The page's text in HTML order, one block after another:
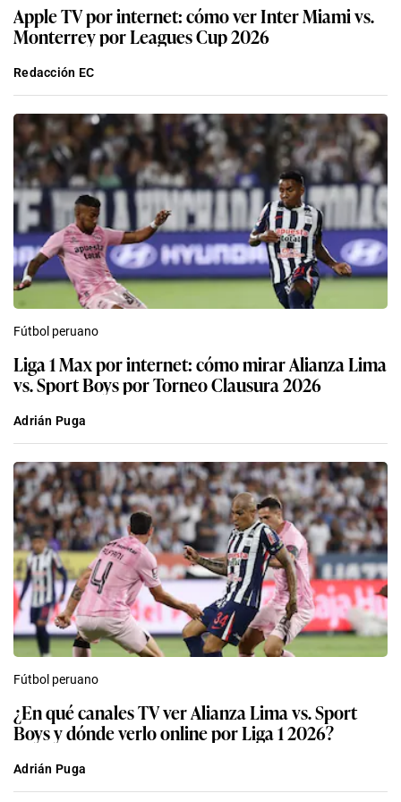
Apple TV por internet: cómo ver Inter Miami vs.
Monterrey por Leagues Cup 2026
Redacción EC
Fútbol peruano
Liga 1 Max por internet: cómo mirar Alianza Lima
vs. Sport Boys por Torneo Clausura 2026
Adrián Puga
Fútbol peruano
¿En qué canales TV ver Alianza Lima vs. Sport
Boys y dónde verlo online por Liga 1 2026?
Adrián Puga